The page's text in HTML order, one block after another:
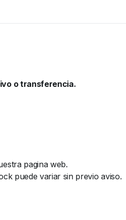
o transferencia.
pagina web.
puede variar sin previo aviso.